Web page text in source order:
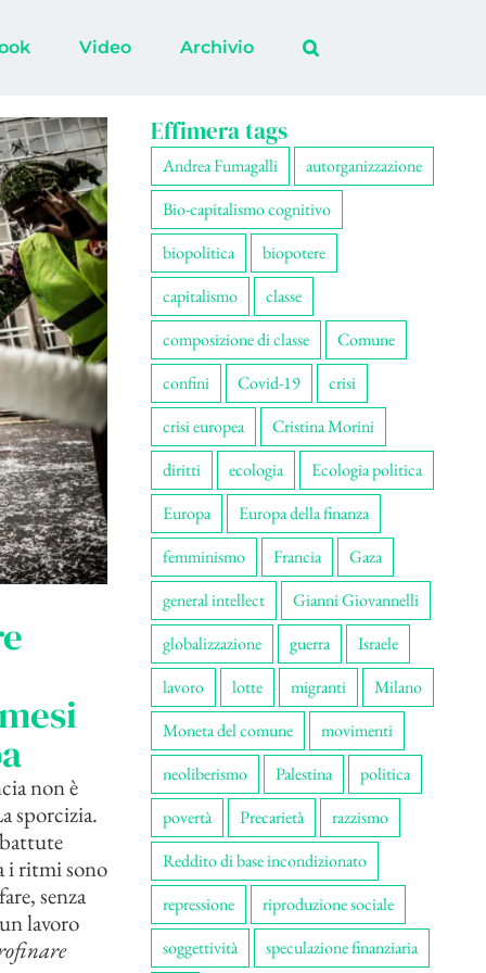
Video Archivio
non è
sporcizia.
i ritmi sono
senza
lavoro
Effimera tags
Andrea Fumagalli
autorganizzazione
Bio-capitalismo cognitivo
biopolitica
biopotere
capitalismo
classe
composizione di classe
Comune
confini
Covid-19
crisi
crisi europea
Cristina Morini
diritti
ecologia
Ecologia politica
Europa
Europa della finanza
femminismo
Francia
Gaza
general intellect
Gianni Giovannelli
globalizzazione
guerra
Israele
lavoro
lotte migranti
Milano
Moneta del comune
movimenti
neoliberismo
Palestina
politica
povertà
Precarietà
razzismo
Reddito di base incondizionato
repressione
riproduzione sociale
soggettività
speculazione finanziaria